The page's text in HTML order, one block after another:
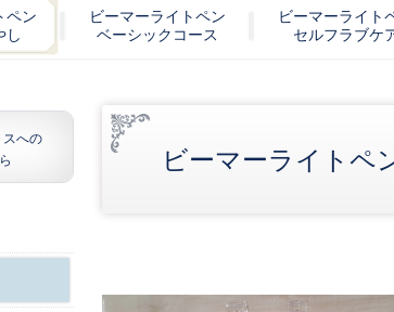
ペン
し
ビーマーライトペン
ベーシックコース
ビーマーライト
セルフラブケ
ビーマーライトペ
スへの